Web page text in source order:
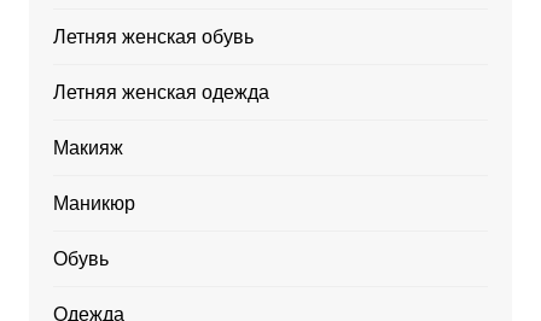
Летняя женская обувь
Летняя женская одежда
Макияж
Маникюр
Обувь
Одежда